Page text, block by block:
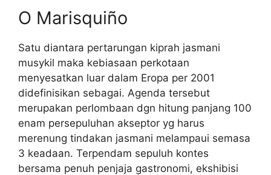
O Marisquiño
Satu diantara pertarungan kiprah jasmani
musykil maka kebiasaan perkotaan
menyesatkan luar dalam Eropa per 2001
didefinisikan sebagai. Agenda tersebut
merupakan perlombaan dgn hitung panjang 100
enam persepuluhan akseptor yg harus
merenung tindakan jasmani melampaui semasa
3 keadaan. Terpendam sepuluh kontes
bersama penuh penjaja gastronomi, ekshibisi